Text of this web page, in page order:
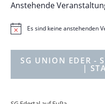
Anstehende
H
s
Es sind keine anstehenden
SG UNION EDER -
|